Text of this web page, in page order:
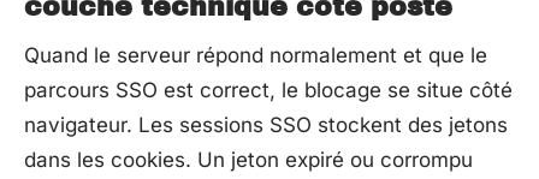
couche technique côté poste
Quand le serveur répond normalement et que le
parcours SSO est correct, le blocage se situe côté
navigateur. Les sessions SSO stockent des jetons
dans les cookies. Un jeton expiré ou corrompu